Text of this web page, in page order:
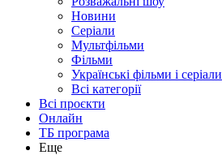
Новини
Серіали
Мультфільми
Фільми
Українські фільми і серіали
Всі категорії
Всі проєкти
Онлайн
ТБ програма
Еще